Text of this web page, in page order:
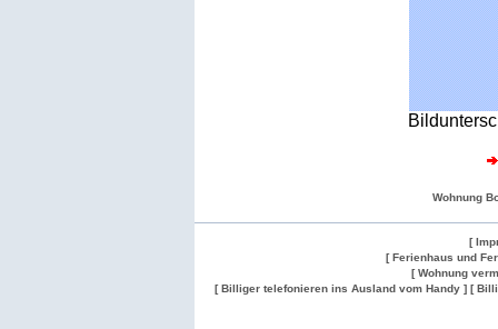
Wohnung
[
[ Ferienhaus und
[ Wohnung
[ Billiger telefonieren ins Ausland vom Handy ] [